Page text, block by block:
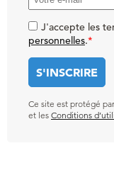
J'accepte les
personnelles.*
Ce site est protégé
et les Conditions